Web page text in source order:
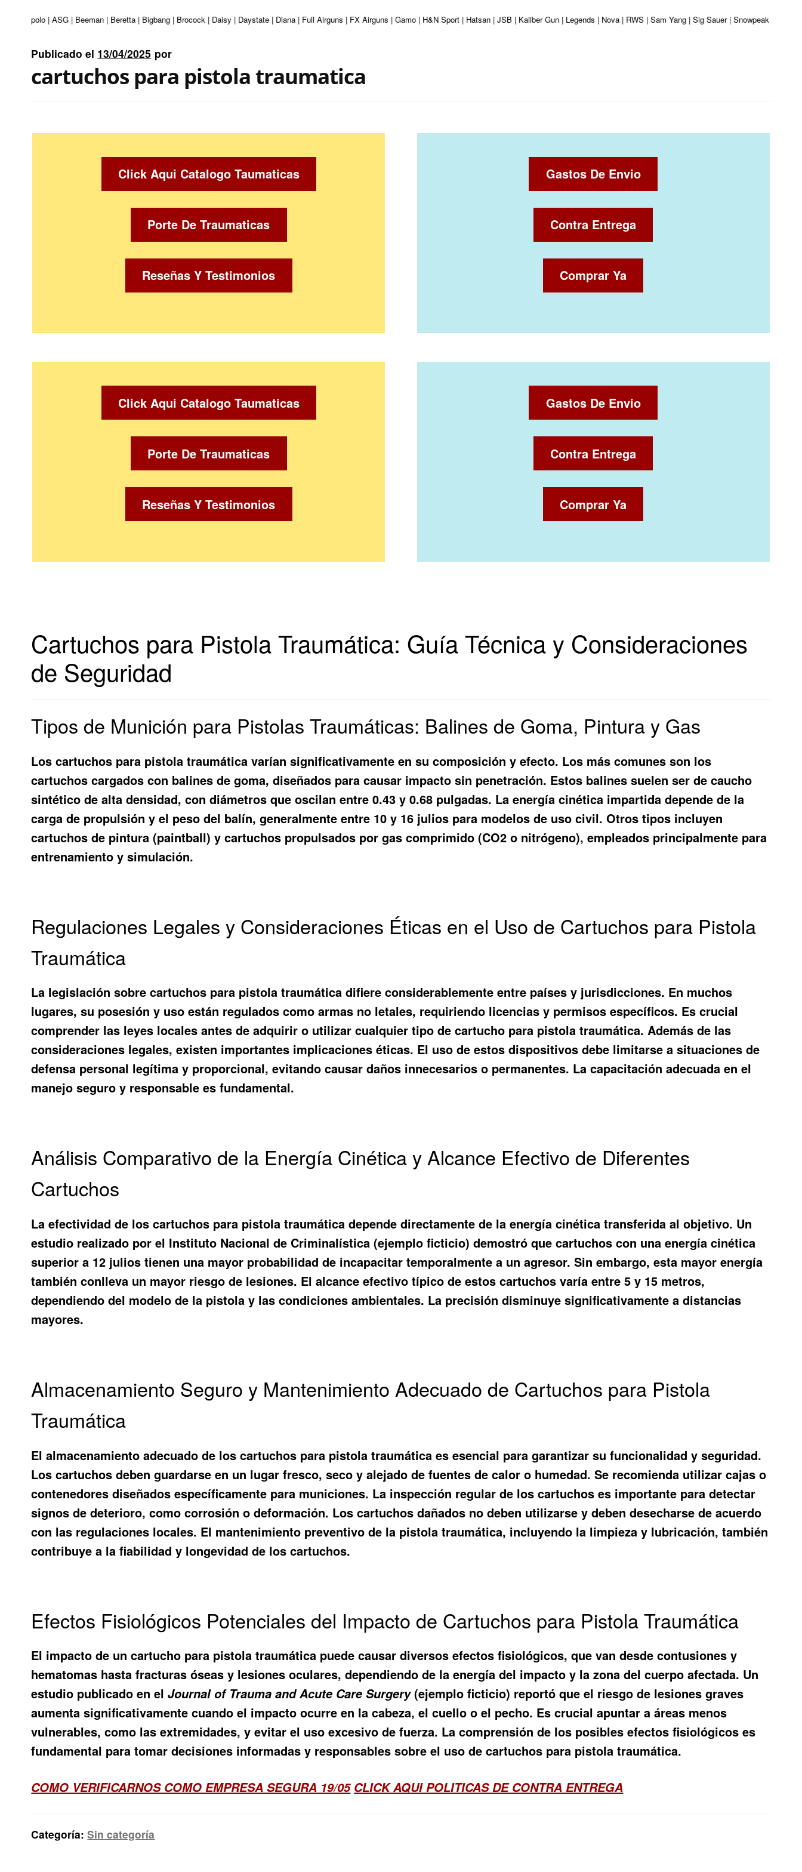
| Apolo | ASG | Beeman | Beretta | Bigbang | Brocock | Daisy | Daystate | Diana | Full Airguns | FX Airguns | Gamo | H&N Sport | Hatsan | JSB | Kaliber Gun | Legends | Nova | RWS | Sam Yang | Sig Sauer | Snowpeak | Umarex
Publicado el 13/04/2025 por
cartuchos para pistola traumatica
Click Aqui Catalogo Taumaticas
Porte De Traumaticas
Reseñas Y Testimonios
Gastos De Envio
Contra Entrega
Comprar Ya
Click Aqui Catalogo Taumaticas
Porte De Traumaticas
Reseñas Y Testimonios
Gastos De Envio
Contra Entrega
Comprar Ya
Cartuchos para Pistola Traumática: Guía Técnica y Consideraciones
de Seguridad
Tipos de Munición para Pistolas Traumáticas: Balines de Goma, Pintura y Gas
Los cartuchos para pistola traumática varían significativamente en su composición y efecto. Los más comunes son los
cartuchos cargados con balines de goma, diseñados para causar impacto sin penetración. Estos balines suelen ser de caucho
sintético de alta densidad, con diámetros que oscilan entre 0.43 y 0.68 pulgadas. La energía cinética impartida depende de la
carga de propulsión y el peso del balín, generalmente entre 10 y 16 julios para modelos de uso civil. Otros tipos incluyen
cartuchos de pintura (paintball) y cartuchos propulsados por gas comprimido (CO2 o nitrógeno), empleados principalmente para
entrenamiento y simulación.
Regulaciones Legales y Consideraciones Éticas en el Uso de Cartuchos para Pistola
Traumática
La legislación sobre cartuchos para pistola traumática difiere considerablemente entre países y jurisdicciones. En muchos
lugares, su posesión y uso están regulados como armas no letales, requiriendo licencias y permisos específicos. Es crucial
comprender las leyes locales antes de adquirir o utilizar cualquier tipo de cartucho para pistola traumática. Además de las
consideraciones legales, existen importantes implicaciones éticas. El uso de estos dispositivos debe limitarse a situaciones de
defensa personal legítima y proporcional, evitando causar daños innecesarios o permanentes. La capacitación adecuada en el
manejo seguro y responsable es fundamental.
Análisis Comparativo de la Energía Cinética y Alcance Efectivo de Diferentes
Cartuchos
La efectividad de los cartuchos para pistola traumática depende directamente de la energía cinética transferida al objetivo. Un
estudio realizado por el Instituto Nacional de Criminalística (ejemplo ficticio) demostró que cartuchos con una energía cinética
superior a 12 julios tienen una mayor probabilidad de incapacitar temporalmente a un agresor. Sin embargo, esta mayor energía
también conlleva un mayor riesgo de lesiones. El alcance efectivo típico de estos cartuchos varía entre 5 y 15 metros,
dependiendo del modelo de la pistola y las condiciones ambientales. La precisión disminuye significativamente a distancias
mayores.
Almacenamiento Seguro y Mantenimiento Adecuado de Cartuchos para Pistola
Traumática
El almacenamiento adecuado de los cartuchos para pistola traumática es esencial para garantizar su funcionalidad y seguridad.
Los cartuchos deben guardarse en un lugar fresco, seco y alejado de fuentes de calor o humedad. Se recomienda utilizar cajas o
contenedores diseñados específicamente para municiones. La inspección regular de los cartuchos es importante para detectar
signos de deterioro, como corrosión o deformación. Los cartuchos dañados no deben utilizarse y deben desecharse de acuerdo
con las regulaciones locales. El mantenimiento preventivo de la pistola traumática, incluyendo la limpieza y lubricación, también
contribuye a la fiabilidad y longevidad de los cartuchos.
Efectos Fisiológicos Potenciales del Impacto de Cartuchos para Pistola Traumática
El impacto de un cartucho para pistola traumática puede causar diversos efectos fisiológicos, que van desde contusiones y
hematomas hasta fracturas óseas y lesiones oculares, dependiendo de la energía del impacto y la zona del cuerpo afectada. Un
estudio publicado en elJournal of Trauma and Acute Care Surgery(ejemplo ficticio) reportó que el riesgo de lesiones graves
aumenta significativamente cuando el impacto ocurre en la cabeza, el cuello o el pecho. Es crucial apuntar a áreas menos
vulnerables, como las extremidades, y evitar el uso excesivo de fuerza. La comprensión de los posibles efectos fisiológicos es
fundamental para tomar decisiones informadas y responsables sobre el uso de cartuchos para pistola traumática.
COMO VERIFICARNOS COMO EMPRESA SEGURA 19/05 CLICK AQUI POLITICAS DE CONTRA ENTREGA
Categoría:Sin categoría